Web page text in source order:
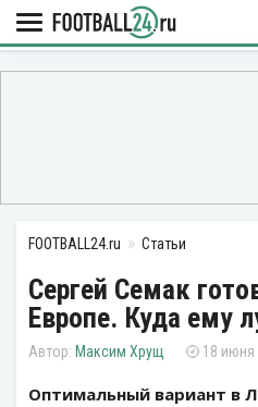
FOOTBALL24.ru Статьи
Сергей Семак
Европе. Куда ему
Максим Хрущ 18 июня
Оптимальный вариант в